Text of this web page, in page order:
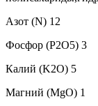
Азот (N) 12
Фосфор (P2O5) 3
Калий (K2O) 5
Магний (MgO) 1